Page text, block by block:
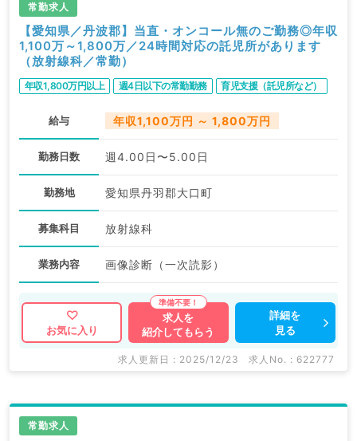
常勤求人
【愛知県／丹波郡】当直・オンコール無のご勤務◎年収
1,100万～1,800万／24時間対応の託児所があります
（放射線科／常勤）
年収1,800万円以上 週4日以下の常勤勤務 育児支援（託児所など）
給与 年収1,100万円 ～ 1,800万円
勤務日数 週4.00日〜5.00日
勤務地 愛知県丹羽郡大口町
募集科目 放射線科
業務内容 画像診断（一次読影）
お気に入り
求人を
紹介してもらう
詳細を
見る
求人更新日 : 2025/12/23 求人No. : 622777
常勤求人